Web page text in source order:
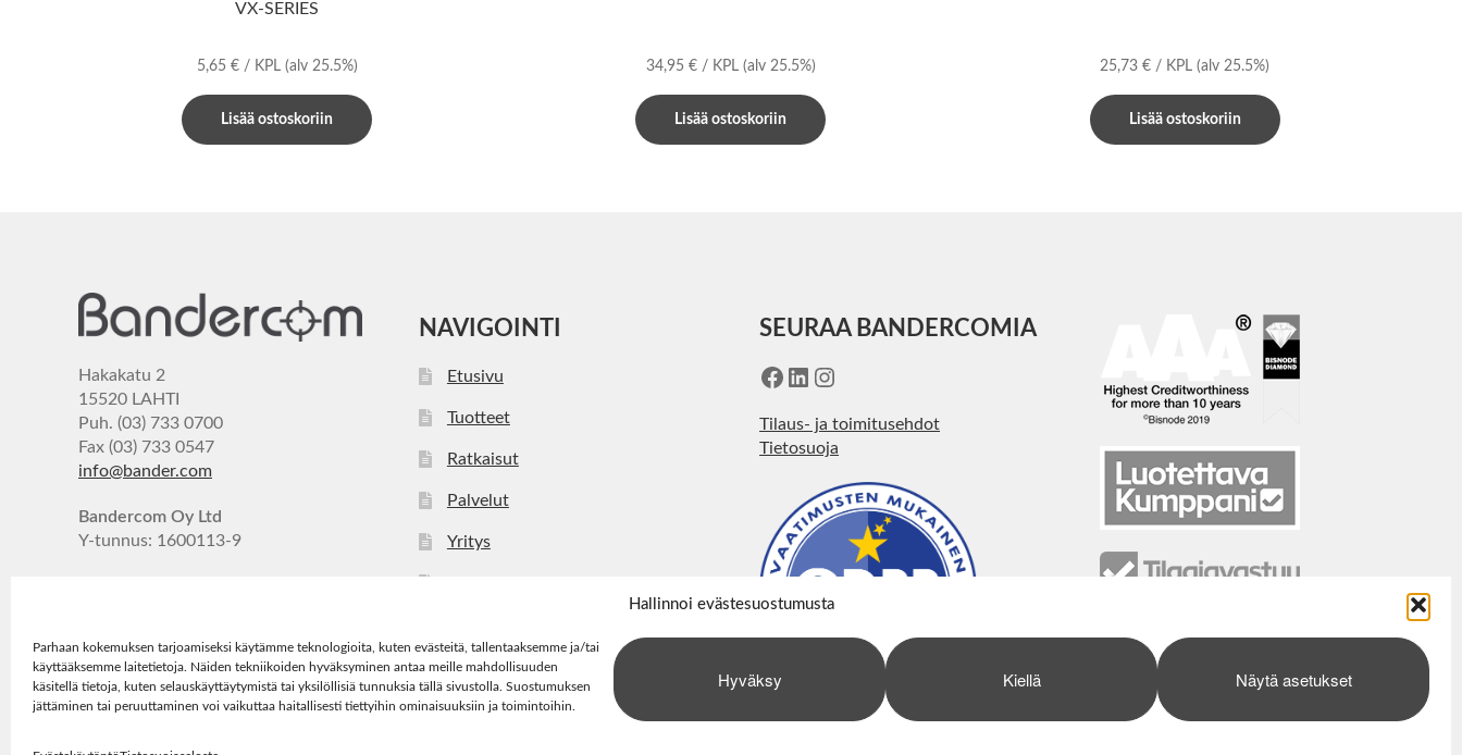
Hallinnoi evästesuostumusta
Parhaan kokemuksen tarjoamiseksi käytämme teknologioita, kuten evästeitä, tallentaaksemme ja/tai
käyttääksemme laitetietoja. Näiden tekniikoiden hyväksyminen antaa meille mahdollisuuden
käsitellä tietoja, kuten selauskäyttäytymistä tai yksilöllisiä tunnuksia tällä sivustolla. Suostumuksen
jättäminen tai peruuttaminen voi vaikuttaa haitallisesti tiettyihin ominaisuuksiin ja toimintoihin.
Hyväksy Kiellä Näytä asetukset
VX-SERIES
5,65 €/ KPL (alv 25.5%)
Lisää ostoskoriin
34,95 €/ KPL (alv 25.5%)
Lisää ostoskoriin
25,73€ / KPL(alv 25.5%)
Lisää ostoskoriin
Hakakatu 2
15520 LAHTI
Puh. (03) 733 0700
Fax (03) 733 0547
info@bander.com
Bandercom Oy Ltd
Y-tunnus: 1600113-9
NAVIGOINTI
Etusivu
Tuotteet
Ratkaisut
Palvelut
Yritys
SEURAA BANDERCOMIA
Facebook
LinkedIn
Instagram
Tilaus- ja toimitusehdot
Tietosuoja